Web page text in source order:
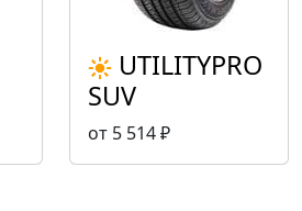
UTILITYPRO
SUV
от 5 514 ₽